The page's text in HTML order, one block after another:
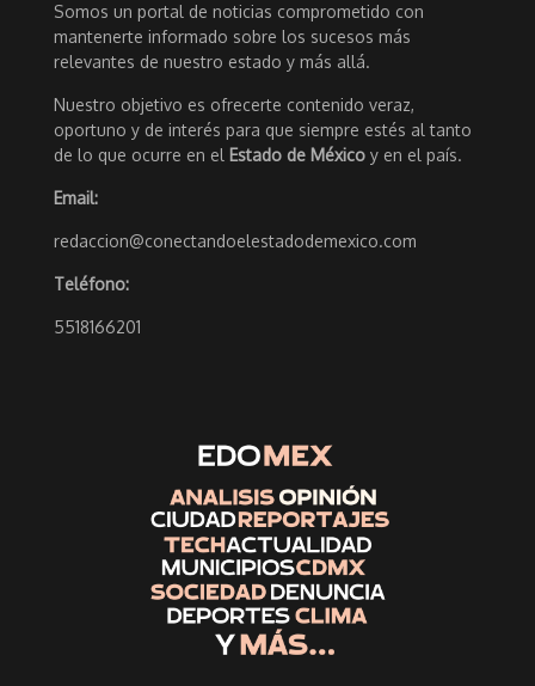
Somos un portal de noticias comprometido con
mantenerte informado sobre los sucesos más
relevantes de nuestro estado y más allá.
Nuestro objetivo es ofrecerte contenido veraz,
oportuno y de interés para que siempre estés al tanto
de lo que ocurre en el Estado de México y en el país.
Email:
redaccion@conectandoelestadodemexico.com
Teléfono:
5518166201